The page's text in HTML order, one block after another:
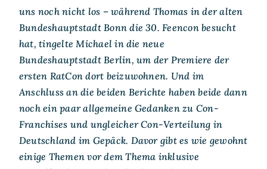
uns noch nicht los – während Thomas in der alten
Bundeshauptstadt Bonn die 30. Feencon besucht
hat, tingelte Michael in die neue
Bundeshauptstadt Berlin, um der Premiere der
ersten RatCon dort beizuwohnen. Und im
Anschluss an die beiden Berichte haben beide dann
noch ein paar allgemeine Gedanken zu Con-
Franchises und ungleicher Con-Verteilung in
Deutschland im Gepäck. Davor gibt es wie gewohnt
einige Themen vor dem Thema inklusive